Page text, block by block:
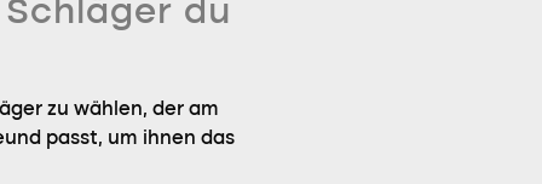
du
zu wählen, der am
passt, um ihnen das